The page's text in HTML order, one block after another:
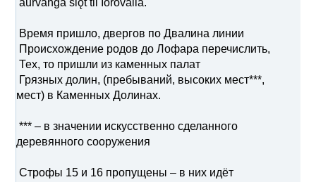
aurvanga siǫt til Iorovalla.
Время пришло, двергов по Двалина линии
Происхождение родов до Лофара перечислить,
Тех, то пришли из каменных палат
Грязных долин, (пребываний, высоких мест***,
мест) в Каменных Долинах.
*** – в значении искусственно сделанного
деревянного сооружения
Строфы 15 и 16 пропущены – в них идёт